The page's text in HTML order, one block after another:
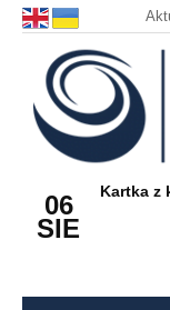
06
SIE
Kartka z